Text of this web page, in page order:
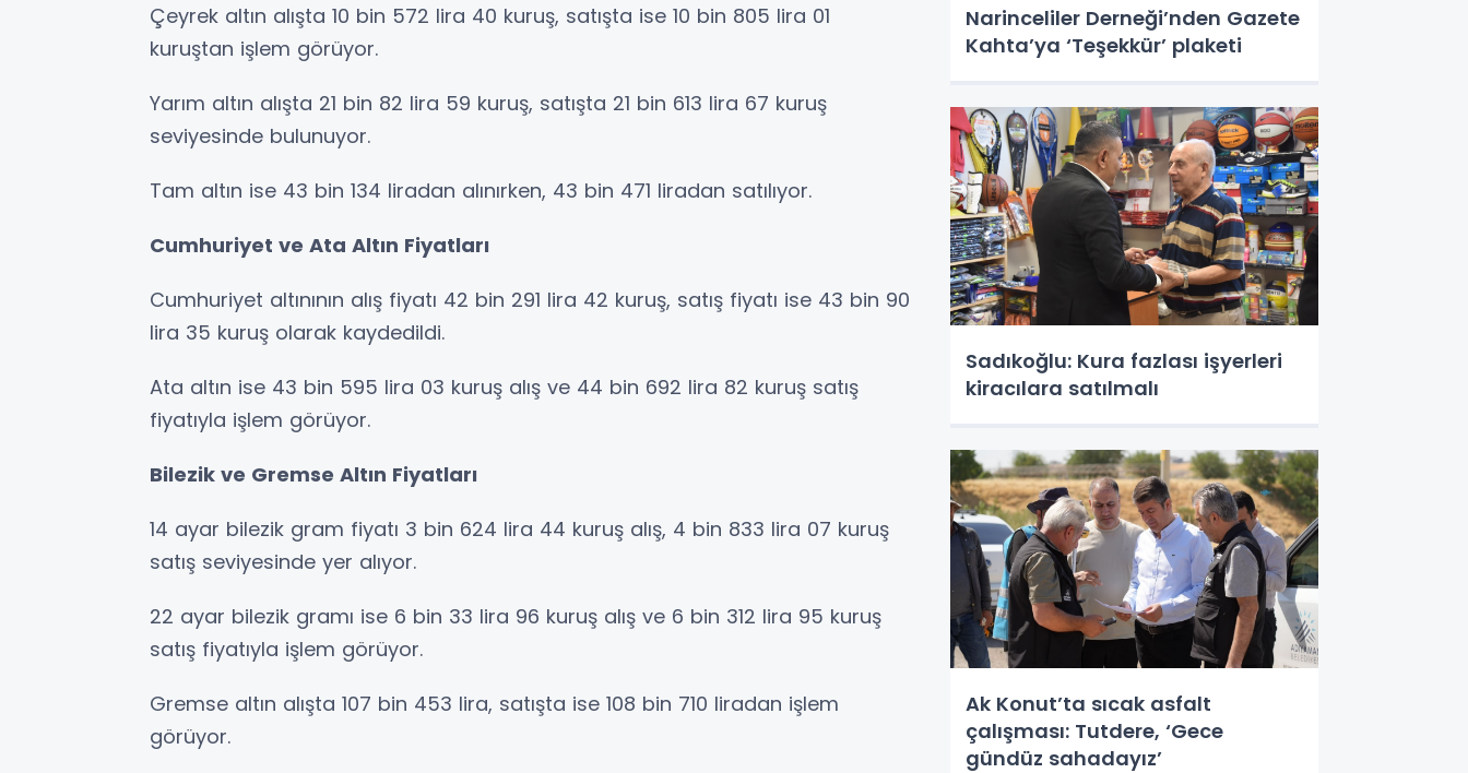
Çeyrek altın alışta 10 bin 572 lira 40 kuruş, satışta ise 10 bin 805 lira 01
kuruştan işlem görüyor.
Yarım altın alışta 21 bin 82 lira 59 kuruş, satışta 21 bin 613 lira 67 kuruş
seviyesinde bulunuyor.
Tam altın ise 43 bin 134 liradan alınırken, 43 bin 471 liradan satılıyor.
Cumhuriyet ve Ata Altın Fiyatları
Cumhuriyet altınının alış fiyatı 42 bin 291 lira 42 kuruş, satış fiyatı ise 43 bin 90
lira 35 kuruş olarak kaydedildi.
Ata altın ise 43 bin 595 lira 03 kuruş alış ve 44 bin 692 lira 82 kuruş satış
fiyatıyla işlem görüyor.
Bilezik ve Gremse Altın Fiyatları
14 ayar bilezik gram fiyatı 3 bin 624 lira 44 kuruş alış, 4 bin 833 lira 07 kuruş
satış seviyesinde yer alıyor.
22 ayar bilezik gramı ise 6 bin 33 lira 96 kuruş alış ve 6 bin 312 lira 95 kuruş
satış fiyatıyla işlem görüyor.
Gremse altın alışta 107 bin 453 lira, satışta ise 108 bin 710 liradan işlem
görüyor.
Narinceliler Derneği’nden Gazete
Kahta’ya ‘Teşekkür’ plaketi
Sadıkoğlu: Kura fazlası işyerleri
kiracılara satılmalı
Ak Konut’ta sıcak asfalt
çalışması: Tutdere, ‘Gece
gündüz sahadayız’